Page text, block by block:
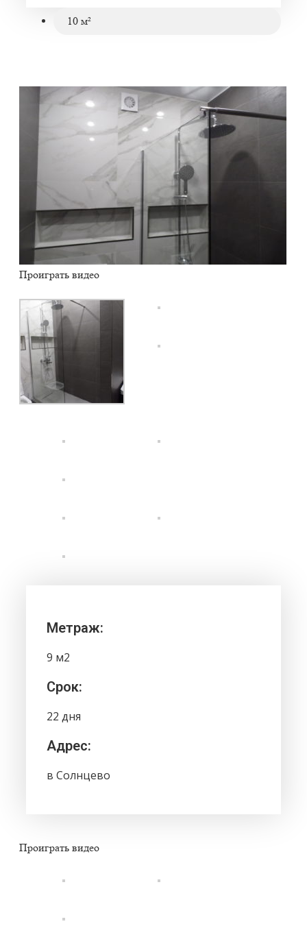
10 м²
Проиграть видео
Метраж:
9 м2
Срок:
22 дня
Адрес:
в Солнцево
Проиграть видео